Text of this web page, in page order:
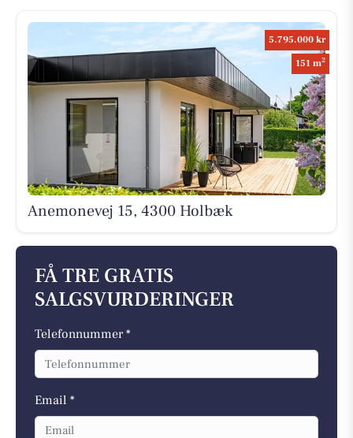
5.795.000 kr
151 m2
Anemonevej 15, 4300 Holbæk
FÅ TRE GRATIS
SALGSVURDERINGER
Telefonnummer *
Email *